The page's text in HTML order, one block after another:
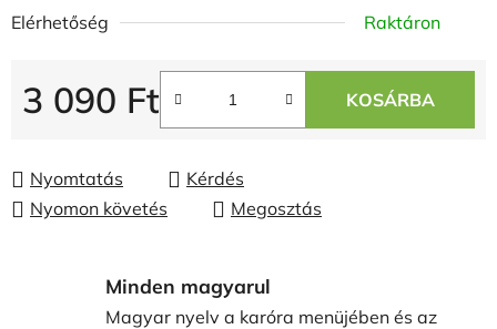
Elérhetőség Raktáron
3 090 Ft KOSÁRBA
Nyomtatás
Kérdés
Nyomon követés
Megosztás
Minden magyarul
Magyar nyelv a karóra menüjében és az